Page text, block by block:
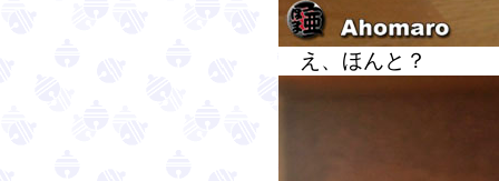
え、ほんと？